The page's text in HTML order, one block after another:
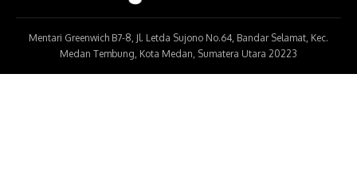
Mentari Greenwich B7-8, Jl. Letda Sujono No.64, Bandar Selamat, Kec.
Medan Tembung, Kota Medan, Sumatera Utara 20223